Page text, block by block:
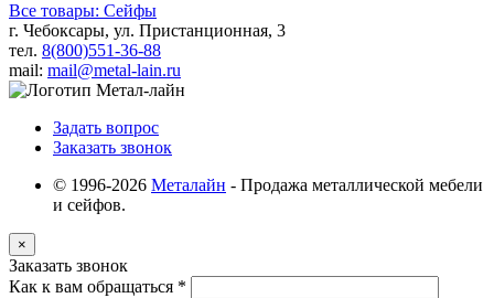
Все товары: Сейфы
г. Чебоксары, ул. Пристанционная, 3
тел. 8(800)551-36-88
mail: mail@metal-lain.ru
Задать вопрос
Заказать звонок
© 1996-2026 Металайн - Продажа металлической мебели
и сейфов.
×
Заказать звонок
Как к вам обращаться *